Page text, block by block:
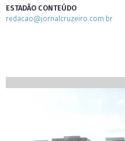
ESTADÃO CONTEÚDO
redacao@jornalcruzeiro.com.br